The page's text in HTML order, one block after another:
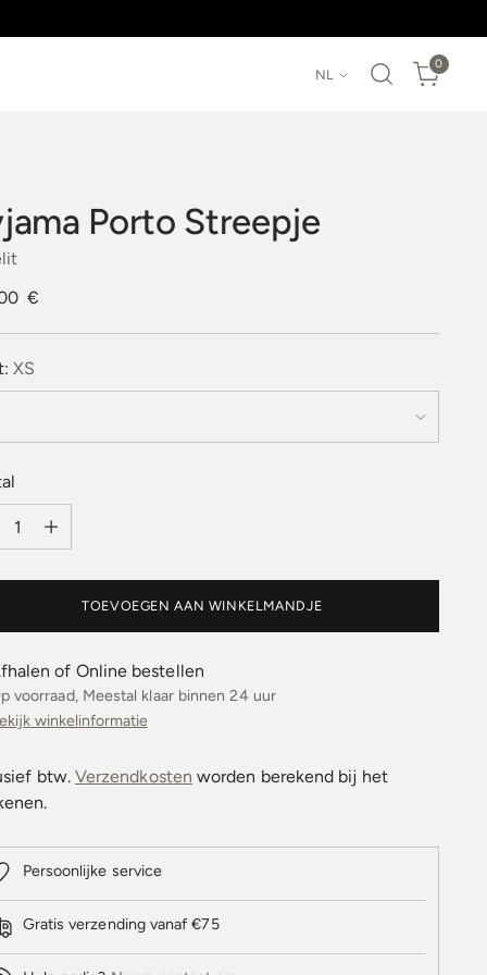
Taal
NL
0
Porto Streepje
€
XS
TOEVOEGEN AAN WINKELMANDJE
of Online bestellen
voorraad, Meestal klaar binnen 24 uur
winkelinformatie
btw. Verzendkosten worden berekend bij het
Persoonlijke service
Gratis verzending vanaf €75